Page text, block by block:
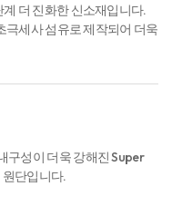
더 진화한 신소재입니다.
극세사 섬유로 제작되어 더욱
구성이 더욱 강해진 Super
단입니다.